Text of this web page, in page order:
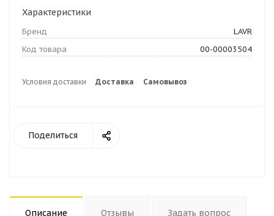
Характеристики
Бренд
LAVR
Код товара
00-00003504
Условия доставки Доставка Самовывоз
Поделиться
Описание Отзывы Задать вопрос